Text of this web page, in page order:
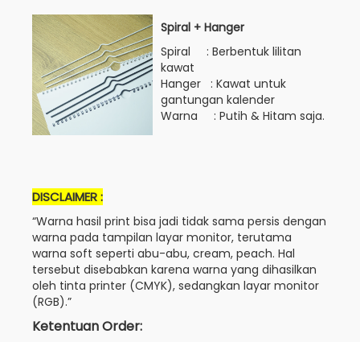
Spiral + Hanger
Spiral : Berbentuk lilitan
kawat
Hanger : Kawat untuk
gantungan kalender
Warna : Putih & Hitam saja.
DISCLAIMER :
“Warna hasil print bisa jadi tidak sama persis dengan
warna pada tampilan layar monitor, terutama
warna soft seperti abu-abu, cream, peach. Hal
tersebut disebabkan karena warna yang dihasilkan
oleh tinta printer (CMYK), sedangkan layar monitor
(RGB).”
Ketentuan Order: